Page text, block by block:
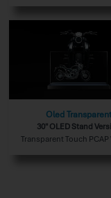
Oled Transparent
30" OLED Stand
Transparent Touch PCAP